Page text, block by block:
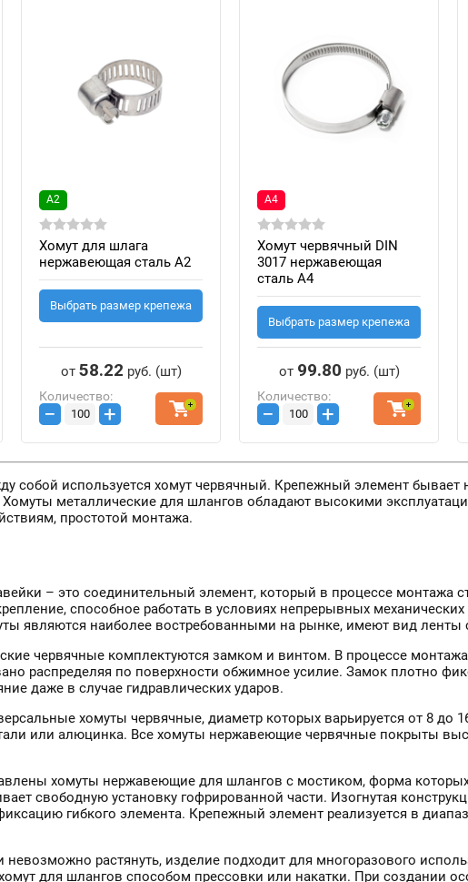
А2
Хомут для шлага
нержавеющая сталь А2
Выбрать размер крепежа
от 58.22 руб. (шт)
Количество:
− +
А4
Хомут червячный DIN
3017 нержавеющая
сталь A4
Выбрать размер крепежа
от 99.80 руб. (шт)
Количество:
− +
собой используется хомут червячный. Крепежный элемент
металлические для шлангов обладают высокими
простотой монтажа.
– это соединительный элемент, который в процессе монтажа
способное работать в условиях непрерывных
являются наиболее востребованными на рынке, имеют вид ленты
червячные комплектуются замком и винтом. В процессе
распределяя по поверхности обжимное усилие. Замок плотно
даже в случае гидравлических ударов.
хомуты червячные, диаметр которых варьируется от 8
или алюцинка. Все хомуты нержавеющие червячные покрыты
хомуты нержавеющие для шлангов с мостиком, форма
свободную установку гофрированной части. Изогнутая
гибкого элемента. Крепежный элемент реализуется в
невозможно растянуть, изделие подходит для многоразового
для шлангов способом прессовки или накатки. При создании